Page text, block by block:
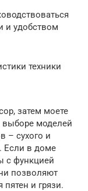
и удобством
техники
затем моете
выборе моделей
– сухого и
Если в доме
с функцией
позволяют
и грязи.